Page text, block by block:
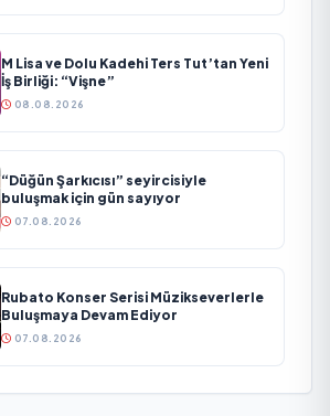
M Lisa ve Dolu Kadehi Ters Tut’tan Yeni
İş Birliği: “Vişne”
08.08.2026
“Düğün Şarkıcısı” seyircisiyle
buluşmak için gün sayıyor
07.08.2026
Rubato Konser Serisi Müzikseverlerle
Buluşmaya Devam Ediyor
07.08.2026